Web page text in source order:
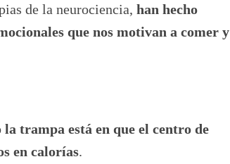
de la neurociencia, han hecho
que nos motivan a comer y
trampa está en que el centro de
en calorías.